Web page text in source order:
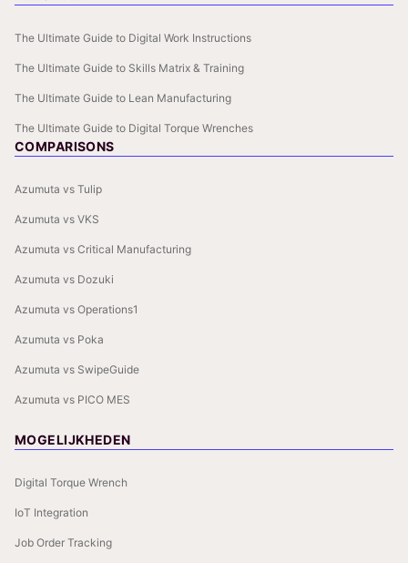
The Ultimate Guide to Digital Work Instructions
The Ultimate Guide to Skills Matrix & Training
The Ultimate Guide to Lean Manufacturing
The Ultimate Guide to Digital Torque Wrenches
COMPARISONS
Azumuta vs Tulip
Azumuta vs VKS
Azumuta vs Critical Manufacturing
Azumuta vs Dozuki
Azumuta vs Operations1
Azumuta vs Poka
Azumuta vs SwipeGuide
Azumuta vs PICO MES
MOGELIJKHEDEN
Digital Torque Wrench
IoT Integration
Job Order Tracking